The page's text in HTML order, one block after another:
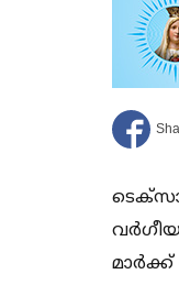
മാര്‍ക്ക്